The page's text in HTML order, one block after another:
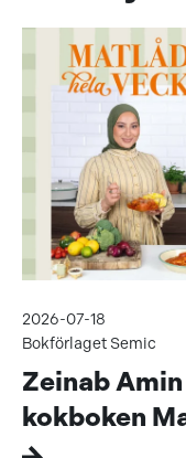
2026-07-18
Bokförlaget Semic
Zeinab
kokboken